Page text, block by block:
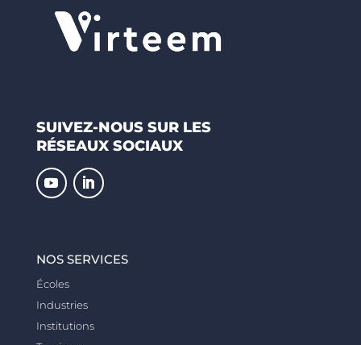
SUIVEZ-NOUS SUR LES
RÉSEAUX SOCIAUX
NOS SERVICES
Écoles
Industries
Institutions